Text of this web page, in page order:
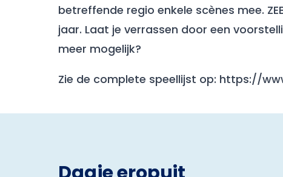
betreffende regio enkele scènes mee.
jaar. Laat je verrassen door een
meer mogelijk?
Zie de complete speellijst op: https://